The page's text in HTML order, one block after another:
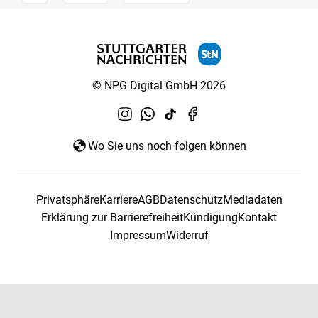
© NPG Digital GmbH 2026
Wo Sie uns noch folgen können
PrivatsphäreKarriereAGBDatenschutzMediadaten
Erklärung zur BarrierefreiheitKündigungKontakt
ImpressumWiderruf